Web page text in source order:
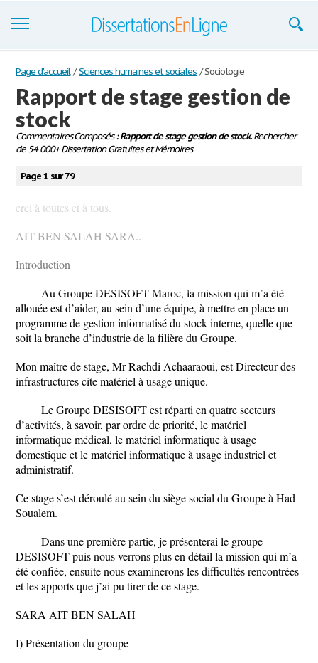
Dissertations
S'inscrire
Se connecter
Contactez-nous
Page d'accueil / Sciences humaines et sociales /Sociologie
Rapport de stage gestion de
stock
Commentaires Composés: Rapport de stage gestion de stock.Rechercher
de 54 000+ Dissertation Gratuites et Mémoires
Page 1 sur 79
erci à toutes et à tous.
AIT BEN SALAH SARA..
Introduction
Au Groupe DESISOFT Maroc, la mission qui m’a été
allouée est d’aider, au sein d’une équipe, à mettre en place un
programme de gestion informatisé du stock interne, quelle que
soit la branche d’industrie de la filière du Groupe.
Mon maître de stage, Mr Rachdi Achaaraoui, est Directeur des
infrastructures cite matériel à usage unique.
Le Groupe DESISOFT est réparti en quatre secteurs
d’activités, à savoir, par ordre de priorité, le matériel
informatique médical, le matériel informatique à usage
domestique et le matériel informatique à usage industriel et
administratif.
Ce stage s’est déroulé au sein du siège social du Groupe à Had
Soualem.
Dans une première partie, je présenterai le groupe
DESISOFT puis nous verrons plus en détail la mission qui m’a
été confiée, ensuite nous examinerons les difficultés rencontrées
et les apports que j’ai pu tirer de ce stage.
SARA AIT BEN SALAH
I) Présentation du groupe